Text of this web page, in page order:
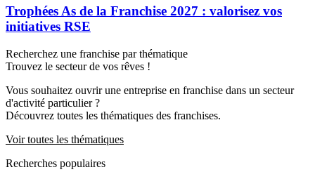
Trophées As de la Franchise 2027 : valorisez vos
initiatives RSE
Recherchez une franchise par thématique
Trouvez le secteur de vos rêves !
Vous souhaitez ouvrir une entreprise en franchise dans un secteur
d'activité particulier ?
Découvrez toutes les thématiques des franchises.
Voir toutes les thématiques
Recherches populaires